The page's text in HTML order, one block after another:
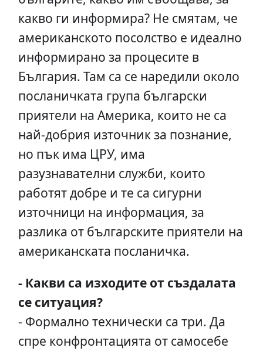
какво ги информира? Не смятам, че
американското посолство е идеално
информирано за процесите в
България. Там са се наредили около
посланичката група български
приятели на Америка, които не са
най-добрия източник за познание,
но пък има ЦРУ, има
разузнавателни служби, които
работят добре и те са сигурни
източници на информация, за
разлика от българските приятели на
американската посланичка.
- Какви са изходите от създалата
се ситуация?
- Формално технически са три. Да
спре конфронтацията от самосебе